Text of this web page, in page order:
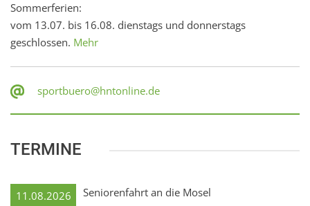
Sommerferien:
vom 13.07. bis 16.08. dienstags und donnerstags
geschlossen. Mehr
sportbuero@hntonline.de
TERMINE
11.08.2026 Seniorenfahrt an die Mosel